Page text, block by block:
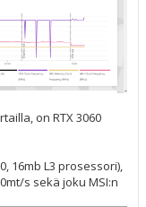
on RTX 3060
16mb L3 prosessori),
s sekä joku MSI:n